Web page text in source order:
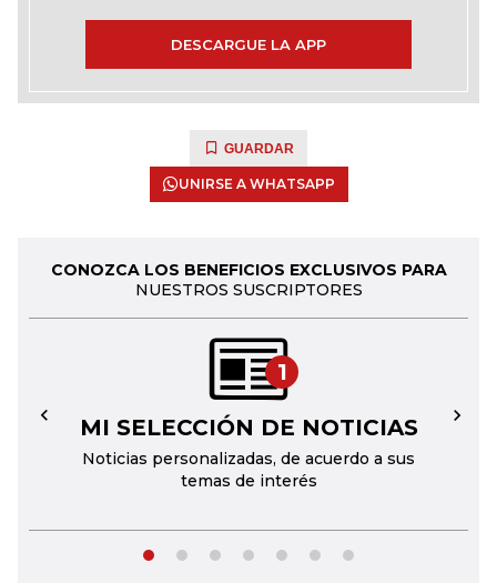
DESCARGUE LA APP
GUARDAR
UNIRSE A WHATSAPP
CONOZCA LOS BENEFICIOS EXCLUSIVOS PARA
NUESTROS SUSCRIPTORES
1
MI SELECCIÓN DE NOTICIAS
Noticias personalizadas, de acuerdo a sus
temas de interés
← →